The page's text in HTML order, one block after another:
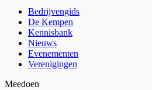
Bedrijvengids
De Kempen
Kennisbank
Nieuws
Evenementen
Verenigingen
Meedoen